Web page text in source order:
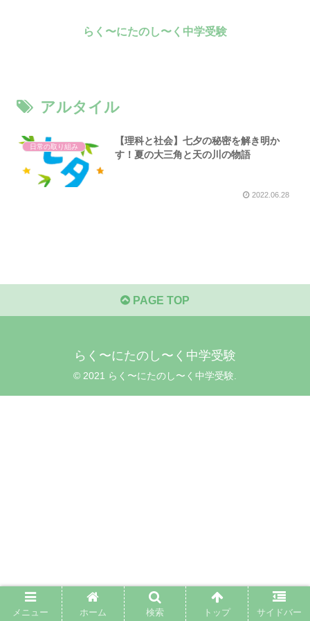
らく〜にたのし〜く中学受験
アルタイル
日常の取り組み
【理科と社会】七夕の秘密を解き明か
す！夏の大三角と天の川の物語
2022.06.28
PAGE TOP
らく〜にたのし〜く中学受験
© 2021 らく〜にたのし〜く中学受験.
メニュー ホーム 検索 トップ サイドバー